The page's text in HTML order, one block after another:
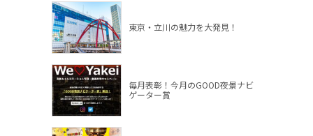
東京・立川の魅力を大発見！
毎月表彰！今月のGOOD夜景ナビ
ゲーター賞